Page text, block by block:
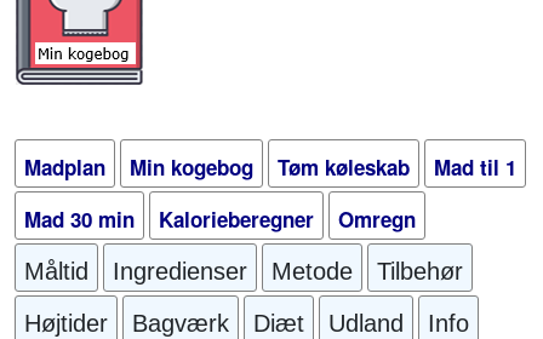
Madplan Min kogebog Tøm køleskab
Mad til 1
Mad 30 min
Kalorieberegner Omregn
Måltid Ingredienser Metode
Tilbehør
Højtider
Bagværk Diæt Udland Info